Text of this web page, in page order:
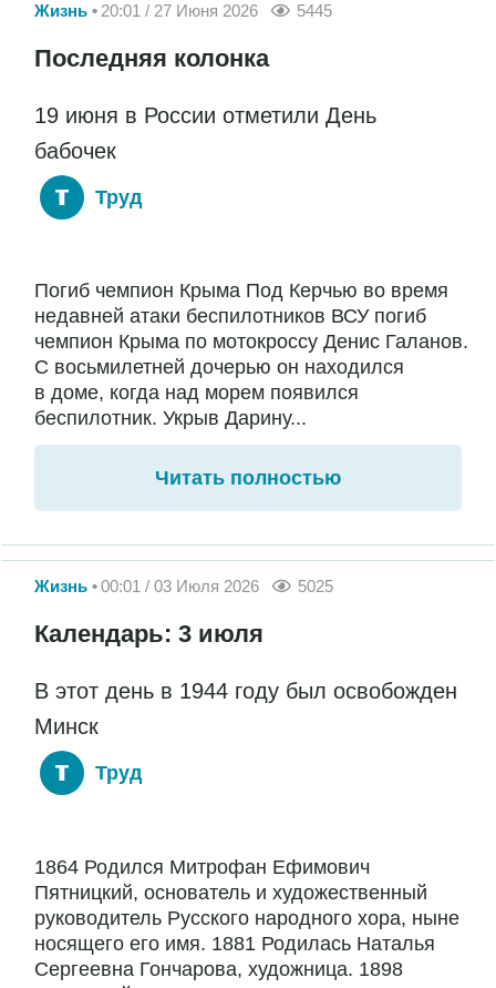
Жизнь 20:01 / 27 Июня 2026 5445
Последняя колонка
19 июня в России отметили День
бабочек
Труд
Погиб чемпион Крыма Под Керчью во время
недавней атаки беспилотников ВСУ погиб
чемпион Крыма по мотокроссу Денис Галанов.
С восьмилетней дочерью он находился
в доме, когда над морем появился
беспилотник. Укрыв Дарину...
Читать полностью
Жизнь 00:01 / 03 Июля 2026 5025
Календарь: 3 июля
В этот день в 1944 году был освобожден
Минск
Труд
1864 Родился Митрофан Ефимович
Пятницкий, основатель и художественный
руководитель Русского народного хора, ныне
носящего его имя. 1881 Родилась Наталья
Сергеевна Гончарова, художница. 1898